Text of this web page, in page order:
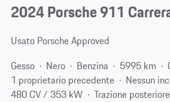
2024 Porsche 911
Usato Porsche Approved
Gesso
Nero Benzina 5995 km
1 proprietario precedente
Nessun
480 CV / 353 kW
Trazione posteriore